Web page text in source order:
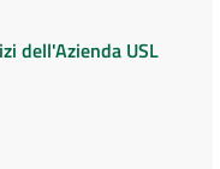
dell'Azienda USL